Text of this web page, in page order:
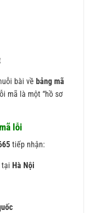
bài về bảng mã
mã là một “hồ sơ
lỗi
tiếp nhận:
tại Hà Nội